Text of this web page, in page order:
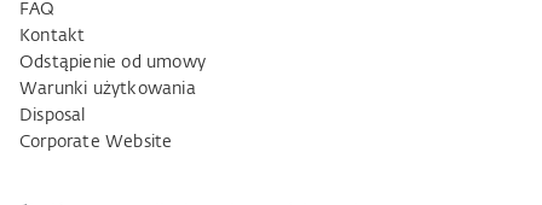
FAQ
Kontakt
Odstąpienie od umowy
Warunki użytkowania
Disposal
Corporate Website